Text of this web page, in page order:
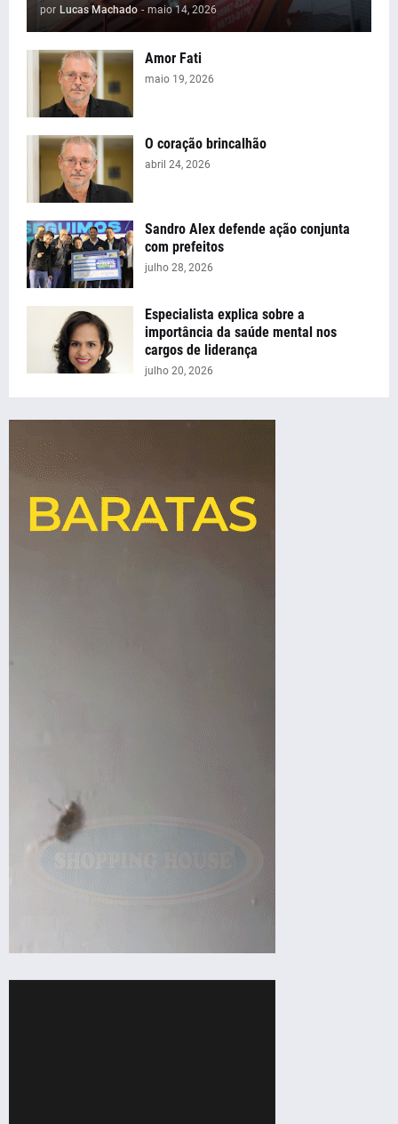
por Lucas Machado - maio 14, 2026
Amor Fati
maio 19, 2026
O coração brincalhão
abril 24, 2026
Sandro Alex defende ação conjunta
com prefeitos
julho 28, 2026
Especialista explica sobre a
importância da saúde mental nos
cargos de liderança
julho 20, 2026